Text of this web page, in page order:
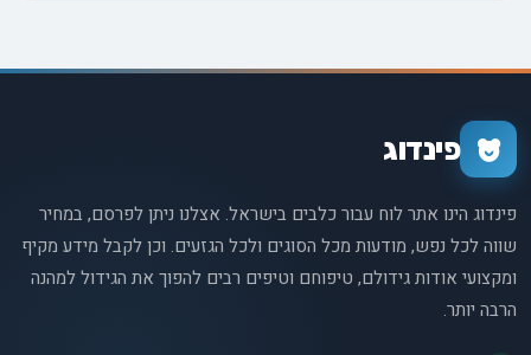
פינדוג
פינדוג הינו אתר לוח עבור כלבים בישראל. אצלנו ניתן לפרסם, במחיר
שווה לכל נפש, מודעות מכל הסוגים ולכל הגזעים. וכן לקבל מידע מקיף
ומקצועי אודות גידולם, טיפוחם וטיפים רבים להפוך את הגידול למהנה
הרבה יותר.